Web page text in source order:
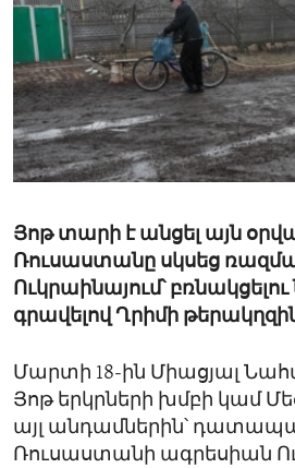
ENVIRONMENT AND HEALTH
IDEALS AND INSTITUTIONS
Յոթ տարի է անցել այն
Ռուսաստանը սկսեց
Ուկրաինայում՝
գրավելով Ղրիմի
Մարտի 18-ին Միացյալ
Յոթ երկրների խմբի կամ
այլ անդամներին՝
Ռուսաստանի ագրեսիան